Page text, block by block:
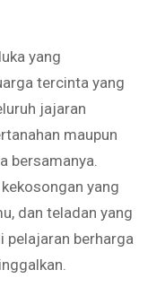
yang
tercinta yang
jajaran
maupun
bersamanya.
yang
dan teladan yang
pelajaran berharga